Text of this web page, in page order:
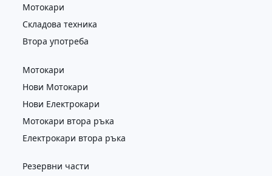
Мотокари
Складова техника
Втора употреба
Мотокари
Нови Мотокари
Нови Електрокари
Мотокари втора ръка
Електрокари втора ръка
Резервни части